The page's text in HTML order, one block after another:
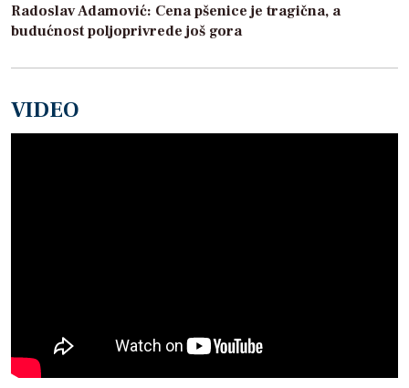
Radoslav Adamović: Cena pšenice je tragična, a
budućnost poljoprivrede još gora
VIDEO